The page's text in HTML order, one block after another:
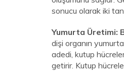
sonucu olarak iki
Yumurta Üretimi:
dişi organın
adedi, kutup
getirir. Kutup